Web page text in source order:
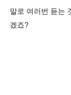
말로 여러번 듣는
겠죠?